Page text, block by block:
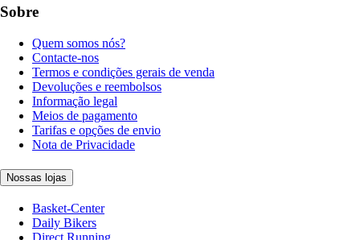
Sobre
Quem somos nós?
Contacte-nos
Termos e condições gerais de venda
Devoluções e reembolsos
Informação legal
Meios de pagamento
Tarifas e opções de envio
Nota de Privacidade
Nossas lojas
Basket-Center
Daily Bikers
Direct Running